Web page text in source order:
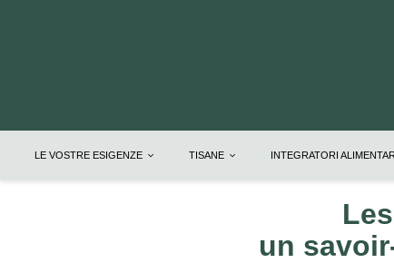
LE VOSTRE ESIGENZE TISANE INTEGRATORI
un